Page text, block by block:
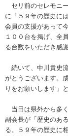
セリ前のセレモニ
に「５９年の歴史に
会員の支援があって
１００台を掲げ、全
る台数をいただき感
続いて、中川貴史
がとうございます。
りをお願いします」
当日は県外から多
副会長が「歴史のあ
る。５９年の歴史に